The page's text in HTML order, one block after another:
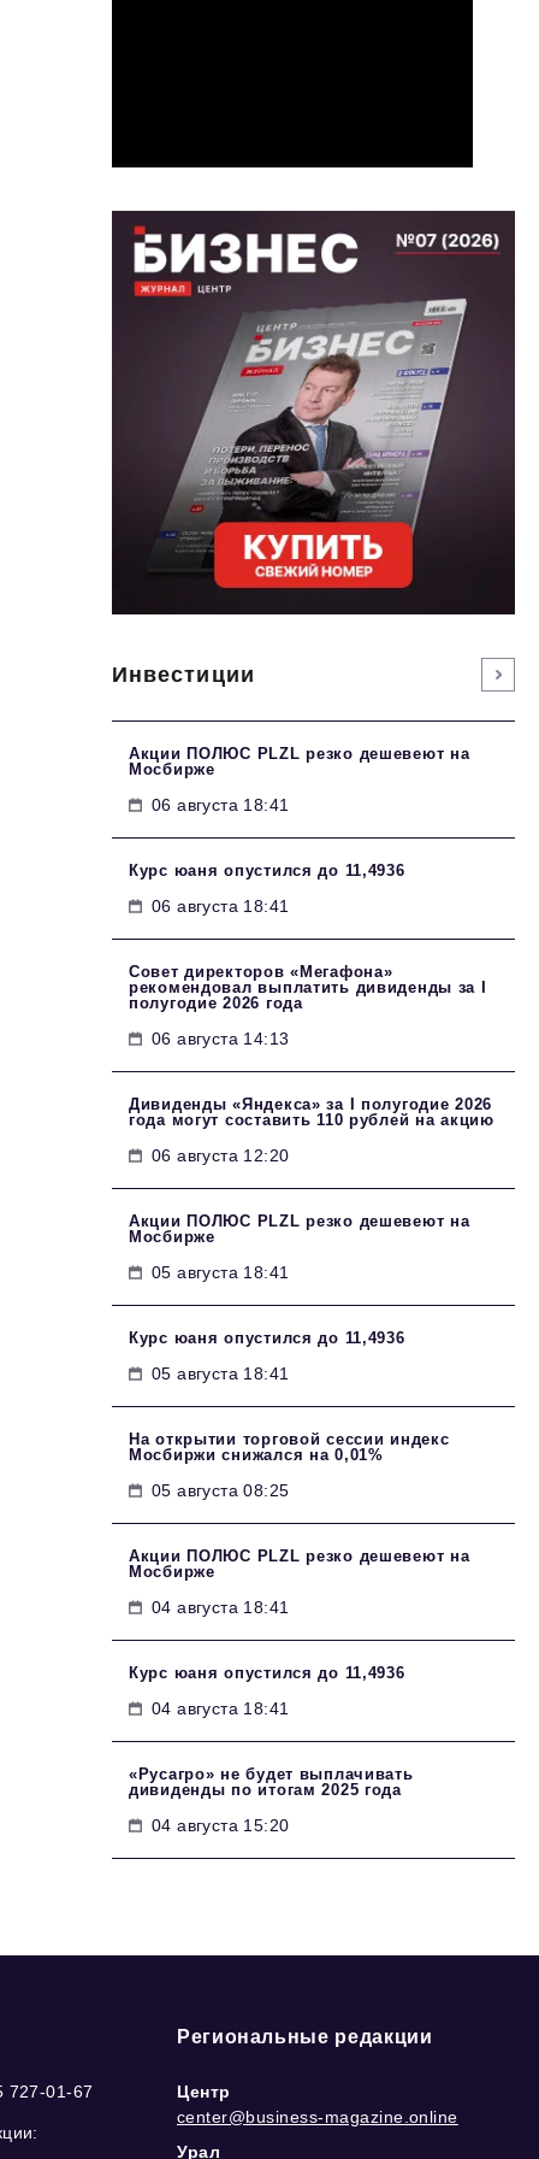
Инвестиции
Акции ПОЛЮС PLZL резко дешевеют на
Мосбирже
06 августа 18:41
Курс юаня опустился до 11,4936
06 августа 18:41
Совет директоров «Мегафона»
рекомендовал выплатить дивиденды за I
полугодие 2026 года
06 августа 14:13
Дивиденды «Яндекса» за I полугодие 2026
года могут составить 110 рублей на акцию
06 августа 12:20
Акции ПОЛЮС PLZL резко дешевеют на
Мосбирже
05 августа 18:41
Курс юаня опустился до 11,4936
05 августа 18:41
На открытии торговой сессии индекс
Мосбиржи снижался на 0,01%
05 августа 08:25
Акции ПОЛЮС PLZL резко дешевеют на
Мосбирже
04 августа 18:41
Курс юаня опустился до 11,4936
04 августа 18:41
«Русагро» не будет выплачивать
дивиденды по итогам 2025 года
04 августа 15:20
727-01-67
Региональные редакции
Центр
center@business-magazine.online
Урал